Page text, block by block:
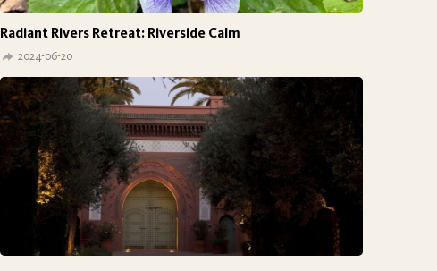
Radiant Rivers Retreat: Riverside Calm
2024-06-20